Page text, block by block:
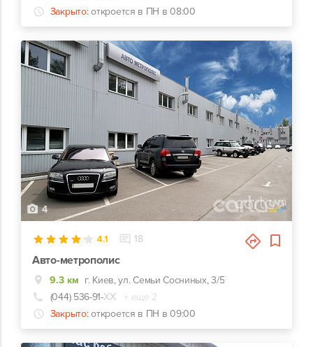
Закрыто: откроется в ПН в 08:00
4
4.1 18
Авто-метрополис
9.3 км г. Киев, ул. Семьи Сосниных, 3/5
(044) 536-91-ХХ
+ еще 2
Закрыто: откроется в ПН в 09:00